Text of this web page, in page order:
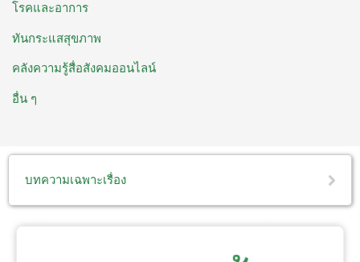
โรคและอาการ
ทันกระแสสุขภาพ
คลังความรู้สื่อสังคมออนไลน์
อื่น ๆ
บทความเฉพาะเรื่อง